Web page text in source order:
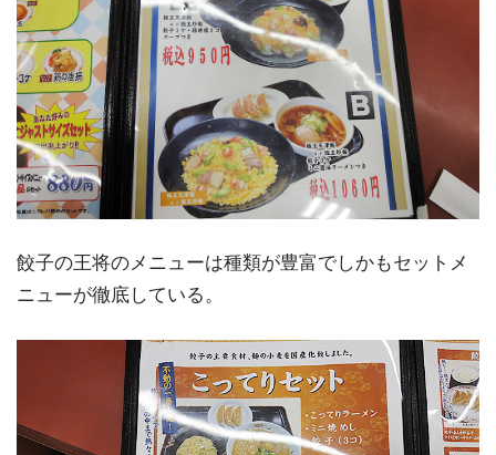
餃子の王将のメニューは種類が豊富でしかもセットメ
ニューが徹底している。